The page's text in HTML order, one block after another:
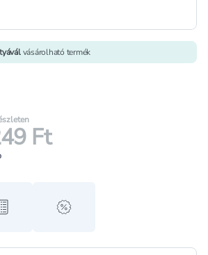
vásárolható termék
Ft
Hozzáadás a bevásárló listához
alert when on sale